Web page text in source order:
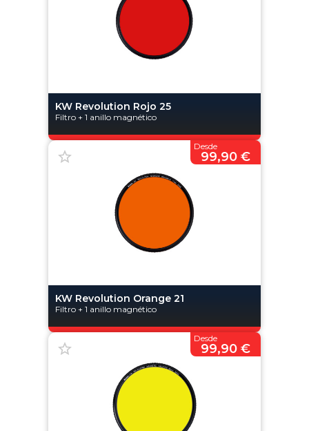
KW Revolution Rojo 25
Filtro + 1 anillo magnético
KW Revolution Orange 21
Filtro + 1 anillo magnético
Desde
99,90 €
Desde
99,90 €